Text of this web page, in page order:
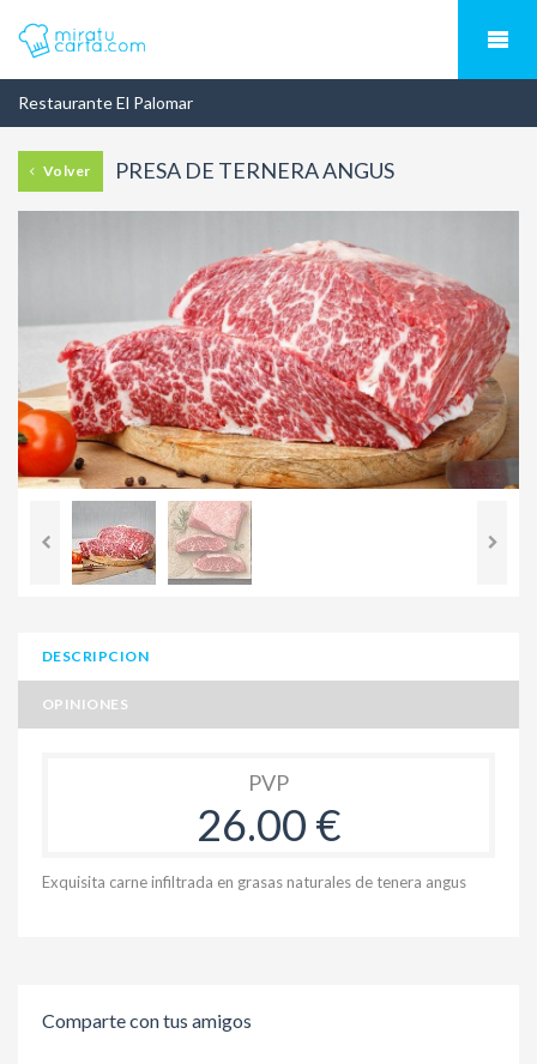
Restaurante El Palomar
Volver PRESA DE TERNERA ANGUS
DESCRIPCION
OPINIONES
PVP
26.00 €
Exquisita carne infiltrada en grasas naturales de tenera angus
Comparte con tus amigos